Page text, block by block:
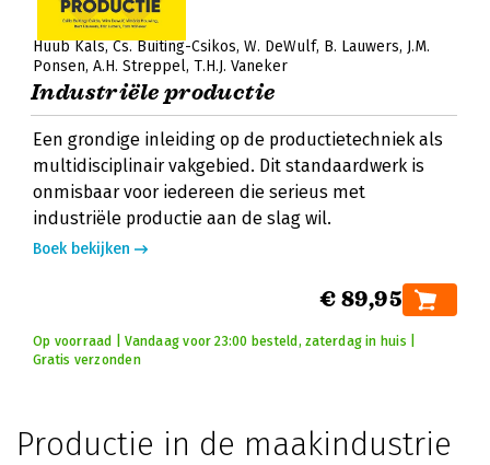
Huub Kals Cs. Buiting-Csikos W. DeWulf B. Lauwers J.M.
Ponsen A.H. Streppel T.H.J. Vaneker
Industriële productie
Een grondige inleiding op de productietechniek als
multidisciplinair vakgebied. Dit standaardwerk is
onmisbaar voor iedereen die serieus met
industriële productie aan de slag wil.
Boek bekijken
€ 89,95
Op voorraad | Vandaag voor 23:00 besteld, zaterdag in huis |
Gratis verzonden
Productie in de maakindustrie